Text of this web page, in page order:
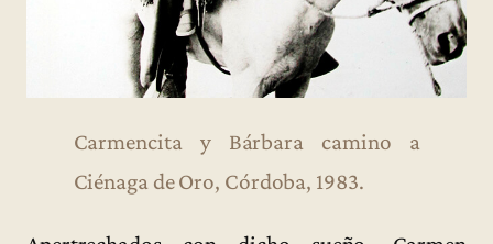
Carmencita y Bárbara camino a
Ciénaga de Oro, Córdoba, 1983.